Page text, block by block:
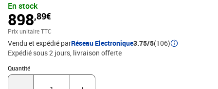
synthétique solide et nécessitant peu d'entretien qui ressemble au
rotin naturel. Elle est légère, facile à nettoyer et couramment
utilisée pour les meubles d'extérieur en raison de sa durabilité et de
ses propriétés de résistance aux intempéries. Dessus en verre : le
dessus de la table d'extérieur est fabriqué en verre trempé solide et
durable, ce qui le rend facile à nettoyer avec un chiffon humide et
ajoute une touche d'élégance à votre espace extérieur. Rangement
compact : ces chaises sont dotées d'un dossier rabattable, ce qui
En stock
898,89€
Prix unitaire TTC
Vendu et expédié parRéseau Electronique3.75/5(106)
Expédié sous 2 jours livraison offerte
Quantité
Quantité : 1